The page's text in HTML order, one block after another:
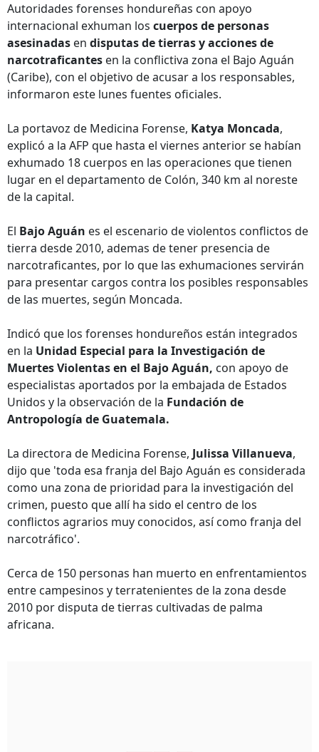
Autoridades forenses hondureñas con apoyo
internacional exhuman los cuerpos de personas
asesinadas en disputas de tierras y acciones de
narcotraficantes en la conflictiva zona el Bajo Aguán
(Caribe), con el objetivo de acusar a los responsables,
informaron este lunes fuentes oficiales.
La portavoz de Medicina Forense, Katya Moncada,
explicó a la AFP que hasta el viernes anterior se habían
exhumado 18 cuerpos en las operaciones que tienen
lugar en el departamento de Colón, 340 km al noreste
de la capital.
El Bajo Aguán es el escenario de violentos conflictos de
tierra desde 2010, ademas de tener presencia de
narcotraficantes, por lo que las exhumaciones servirán
para presentar cargos contra los posibles responsables
de las muertes, según Moncada.
Indicó que los forenses hondureños están integrados
en la Unidad Especial para la Investigación de
Muertes Violentas en el Bajo Aguán, con apoyo de
especialistas aportados por la embajada de Estados
Unidos y la observación de la Fundación de
Antropología de Guatemala.
La directora de Medicina Forense, Julissa Villanueva,
dijo que 'toda esa franja del Bajo Aguán es considerada
como una zona de prioridad para la investigación del
crimen, puesto que allí ha sido el centro de los
conflictos agrarios muy conocidos, así como franja del
narcotráfico'.
Cerca de 150 personas han muerto en enfrentamientos
entre campesinos y terratenientes de la zona desde
2010 por disputa de tierras cultivadas de palma
africana.